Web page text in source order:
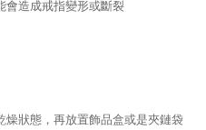
會造成戒指變形或斷裂
狀態，再放置飾品盒或是夾鏈袋